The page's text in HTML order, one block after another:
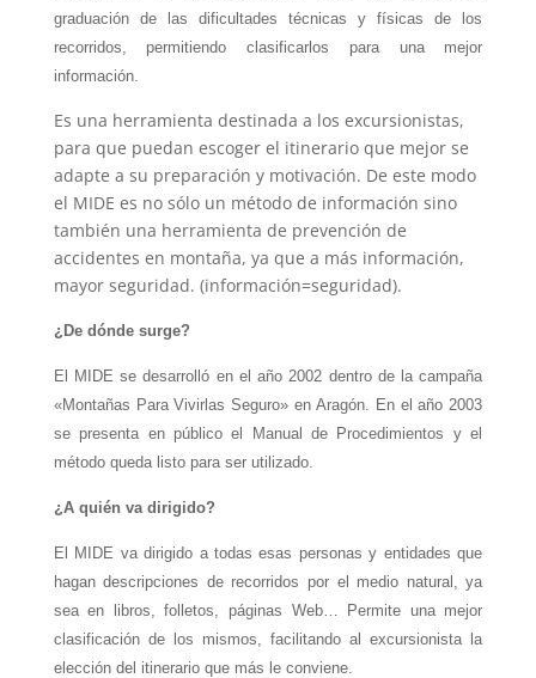
graduación de las dificultades técnicas y físicas de los
recorridos, permitiendo clasificarlos para una mejor
información.
Es una herramienta destinada a los excursionistas,
para que puedan escoger el itinerario que mejor se
adapte a su preparación y motivación. De este modo
el MIDE es no sólo un método de información sino
también una herramienta de prevención de
accidentes en montaña, ya que a más información,
mayor seguridad. (información=seguridad).
¿De dónde surge?
El MIDE se desarrolló en el año 2002 dentro de la campaña
«Montañas Para Vivirlas Seguro» en Aragón. En el año 2003
se presenta en público el Manual de Procedimientos y el
método queda listo para ser utilizado.
¿A quién va dirigido?
El MIDE va dirigido a todas esas personas y entidades que
hagan descripciones de recorridos por el medio natural, ya
sea en libros, folletos, páginas Web… Permite una mejor
clasificación de los mismos, facilitando al excursionista la
elección del itinerario que más le conviene.